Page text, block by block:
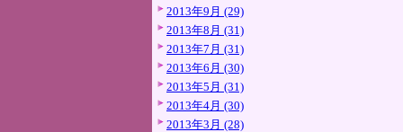
2013年9月 (29)
2013年8月 (31)
2013年7月 (31)
2013年6月 (30)
2013年5月 (31)
2013年4月 (30)
2013年3月 (28)